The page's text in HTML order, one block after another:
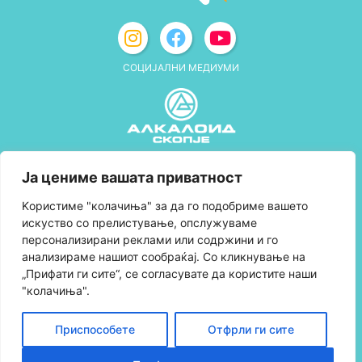
Ја цениме вашата приватност
Kористиме "колачиња" за да го подобриме вашето
искуство со прелистување, опслужуваме
персонализирани реклами или содржини и го
анализираме нашиот сообраќај. Со кликнување на
„Прифати ги сите“, се согласувате да користите наши
"колачиња".
Приспособете Отфрли ги сите
СОЦИЈАЛНИ МЕДИУМИ
Правила и услови за користење
Политика за колачиња
Правила за учество во програмата за
лојалност и политика за собирање поени
Контактирајте нè